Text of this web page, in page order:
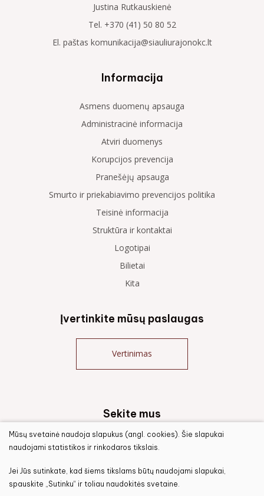
Justina Rutkauskienė
Tel. +370 (41) 50 80 52
El. paštas komunikacija@siauliurajonokc.lt
Informacija
Asmens duomenų apsauga
Administracinė informacija
Atviri duomenys
Korupcijos prevencija
Pranešėjų apsauga
Smurto ir priekabiavimo prevencijos politika
Teisinė informacija
Struktūra ir kontaktai
Logotipai
Bilietai
Kita
Įvertinkite mūsų paslaugas
Vertinimas
Sekite mus
Mūsų svetainė naudoja slapukus (angl. cookies). Šie slapukai
naudojami statistikos ir rinkodaros tikslais.
Jei Jūs sutinkate, kad šiems tikslams būtų naudojami slapukai,
spauskite „Sutinku“ ir toliau naudokitės svetaine.